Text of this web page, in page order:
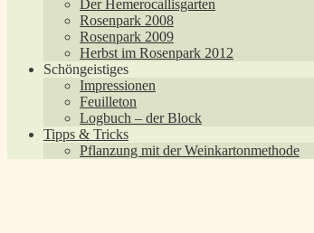
Der Hemerocallisgarten
Rosenpark 2008
Rosenpark 2009
Herbst im Rosenpark 2012
Schöngeistiges
Impressionen
Feuilleton
Logbuch – der Block
Tipps & Tricks
Pflanzung mit der Weinkartonmethode